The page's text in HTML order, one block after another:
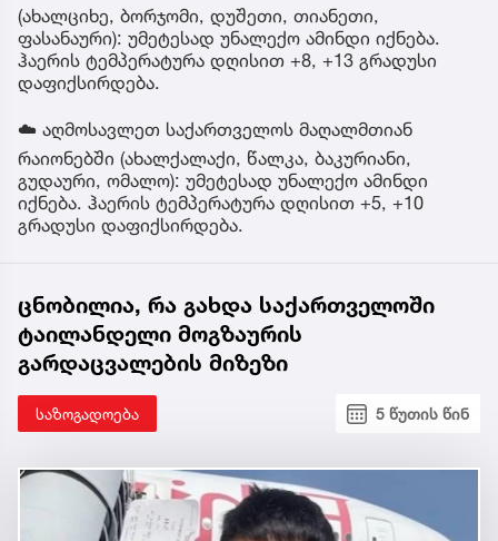
(ახალციხე, ბორჯომი, დუშეთი, თიანეთი,
ფასანაური): უმეტესად უნალექო ამინდი იქნება.
ჰაერის ტემპერატურა დღისით +8, +13 გრადუსი
დაფიქსირდება.
☁️ აღმოსავლეთ საქართველოს მაღალმთიან
რაიონებში (ახალქალაქი, წალკა, ბაკურიანი,
გუდაური, ომალო): უმეტესად უნალექო ამინდი
იქნება. ჰაერის ტემპერატურა დღისით +5, +10
გრადუსი დაფიქსირდება.
ცნობილია, რა გახდა საქართველოში
ტაილანდელი მოგზაურის
გარდაცვალების მიზეზი
საზოგადოება 5 წუთის წინ